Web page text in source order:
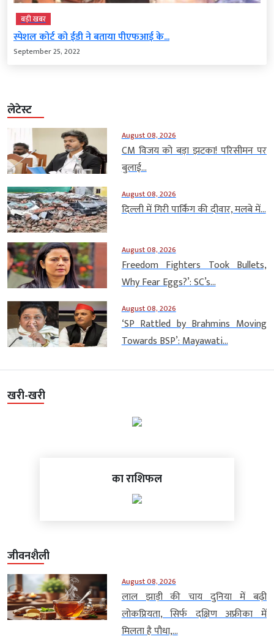
बड़ी खबर
स्पेशल कोर्ट को ईडी ने बताया पीएफआई के...
September 25, 2022
लेटेस्ट
August 08, 2026
CM विजय को बड़ा झटका! परिसीमन पर
बुलाई...
August 08, 2026
दिल्ली में गिरी पार्किंग की दीवार, मलबे में...
August 08, 2026
Freedom Fighters Took Bullets,
Why Fear Eggs?’: SC’s...
August 08, 2026
‘SP Rattled by Brahmins Moving
Towards BSP’: Mayawati...
खरी-खरी
का राशिफल
जीवनशैली
August 08, 2026
लाल झाड़ी की चाय दुनिया में बढ़ी
लोकप्रियता, सिर्फ दक्षिण अफ्रीका में
मिलता है पौधा,...